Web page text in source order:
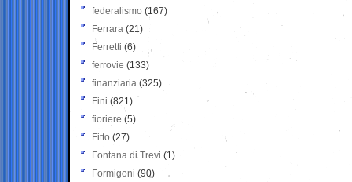
federalismo (167)
Ferrara (21)
Ferretti (6)
ferrovie (133)
finanziaria (325)
Fini (821)
fioriere (5)
Fitto (27)
Fontana di Trevi (1)
Formigoni (90)